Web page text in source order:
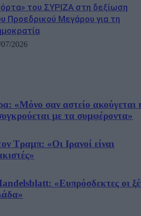
του ΣΥΡΙΖΑ στη δεξίωση
Προεδρικού Μεγάρου για τη
2026
«Μόνο σαν αστείο ακούγεται
με τα συμφέροντα»
Τραμπ: «Οι Ιρανοί είναι
«Ευπρόσδεκτες οι